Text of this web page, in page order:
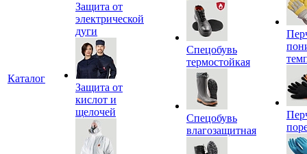
Каталог
Защита от
электрической
дуги
Защита от
кислот и
щелочей
Спецобувь
термостойкая
Спецобувь
влагозащитная